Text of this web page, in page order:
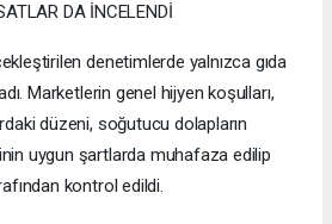
DA İNCELENDİ
denetimlerde yalnızca gıda
Marketlerin genel hijyen koşulları,
düzeni, soğutucu dolapların
uygun şartlarda muhafaza edilip
kontrol edildi.